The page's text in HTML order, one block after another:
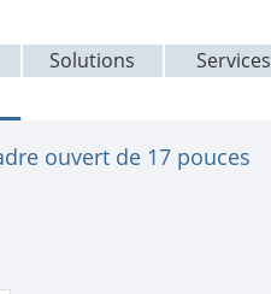
Solutions Services
ouvert de 17 pouces